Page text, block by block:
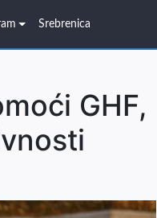
Srebrenica
GHF,